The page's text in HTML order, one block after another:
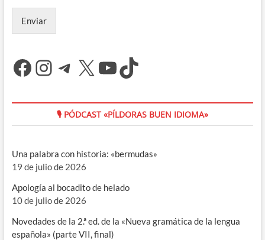
Enviar
Facebook
Instagram
Telegram
X YouTube
TikTok
🎙 PÓDCAST «PÍLDORAS BUEN IDIOMA»
Una palabra con historia: «bermudas»
19 de julio de 2026
Apología al bocadito de helado
10 de julio de 2026
Novedades de la 2.ª ed. de la «Nueva gramática de la lengua
española» (parte VII, final)